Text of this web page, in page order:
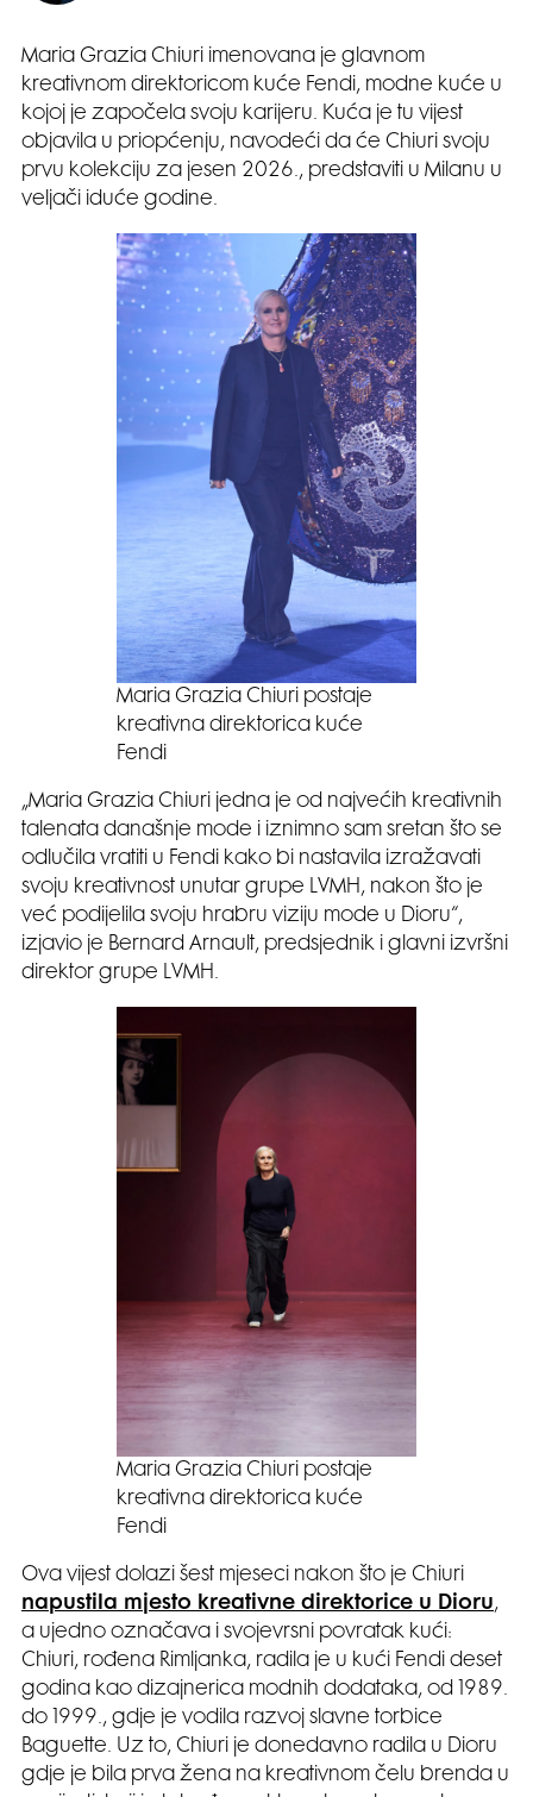
Maria Grazia Chiuri imenovana je glavnom
kreativnom direktoricom kuće Fendi, modne kuće u
kojoj je započela svoju karijeru. Kuća je tu vijest
objavila u priopćenju, navodeći da će Chiuri svoju
prvu kolekciju za jesen 2026., predstaviti u Milanu u
veljači iduće godine.
Maria Grazia Chiuri postaje
kreativna direktorica kuće
Fendi
„Maria Grazia Chiuri jedna je od najvećih kreativnih
talenata današnje mode i iznimno sam sretan što se
odlučila vratiti u Fendi kako bi nastavila izražavati
svoju kreativnost unutar grupe LVMH, nakon što je
već podijelila svoju hrabru viziju mode u Dioru“,
izjavio je Bernard Arnault, predsjednik i glavni izvršni
direktor grupe LVMH.
Maria Grazia Chiuri postaje
kreativna direktorica kuće
Fendi
Ova vijest dolazi šest mjeseci nakon što je Chiuri
napustila mjesto kreativne direktorice u Dioru,
a ujedno označava i svojevrsni povratak kući:
Chiuri, rođena Rimljanka, radila je u kući Fendi deset
godina kao dizajnerica modnih dodataka, od 1989.
do 1999., gdje je vodila razvoj slavne torbice
Baguette. Uz to, Chiuri je donedavno radila u Dioru
gdje je bila prva žena na kreativnom čelu brenda u